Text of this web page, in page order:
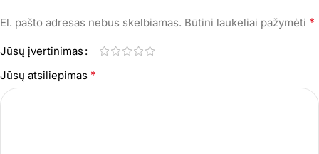
El. pašto adresas nebus skelbiamas. Būtini laukeliai pažymėti *
Jūsų įvertinimas
Jūsų atsiliepimas *